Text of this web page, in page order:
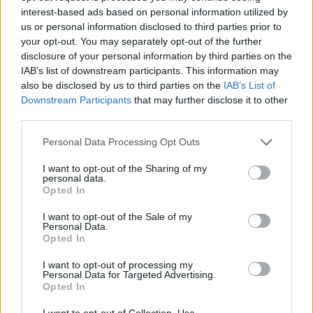
interest-based ads based on personal information utilized by
us or personal information disclosed to third parties prior to
your opt-out. You may separately opt-out of the further
disclosure of your personal information by third parties on the
IAB’s list of downstream participants. This information may
also be disclosed by us to third parties on the IAB’s List of
Downstream Participants that may further disclose it to other
Personal Data Processing Opt Outs
I want to opt-out of the Sharing of my
personal data.
Opted In
I want to opt-out of the Sale of my
Personal Data.
Opted In
I want to opt-out of processing my
Personal Data for Targeted Advertising.
Opted In
Σελίδα 7 από 7
ΤΕΛΕΥΤΑΙΑ ΝΕΑ
ΕΕΣ: Τα μέτρα ασφαλείας που πρέπει να λάβουν οι
πληγέντες από τη φωτιά στη Δυτική Αττική
ΕΠΙΚΑΙΡΌΤΗΤΑ
Καλοκαιρινές διακοπές με ασφάλεια και για τους
καρδιοπαθείς